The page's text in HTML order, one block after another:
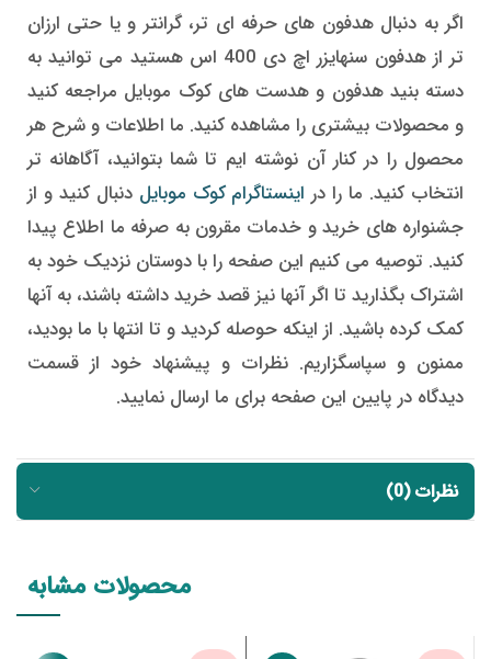
اگر به دنبال هدفون های حرفه ای تر، گرانتر و یا حتی ارزان
تر از هدفون سنهایزر اچ دی 400 اس هستید می توانید به
دسته بنید هدفون و هدست های کوک موبایل مراجعه کنید
و محصولات بیشتری را مشاهده کنید. ما اطلاعات و شرح هر
محصول را در کنار آن نوشته ایم تا شما بتوانید، آگاهانه تر
انتخاب کنید. ما را در اینستاگرام کوک موبایل دنبال کنید و از
جشنواره های خرید و خدمات مقرون به صرفه ما اطلاع پیدا
کنید. توصیه می کنیم این صفحه را با دوستان نزدیک خود به
اشتراک بگذارید تا اگر آنها نیز قصد خرید داشته باشند، به آنها
کمک کرده باشید. از اینکه حوصله کردید و تا انتها با ما بودید،
ممنون و سپاسگزاریم. نظرات و پیشنهاد خود از قسمت
دیدگاه در پایین این صفحه برای ما ارسال نمایید.
نظرات (0)
محصولات مشابه